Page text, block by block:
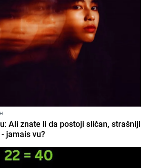
Ali znate li da postoji sličan, strašniji
jamais vu?